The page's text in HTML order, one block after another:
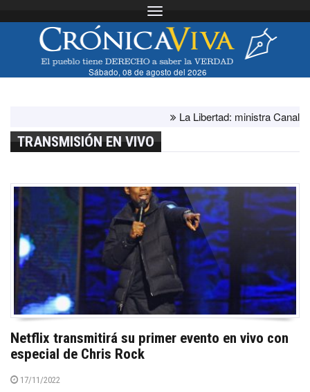
Toggle navigation
Sábado, 08 de agosto del 2026
La Libertad: ministra Canales
TRANSMISIÓN EN VIVO
Netflix transmitirá su primer evento en vivo con
especial de Chris Rock
17/11/2022